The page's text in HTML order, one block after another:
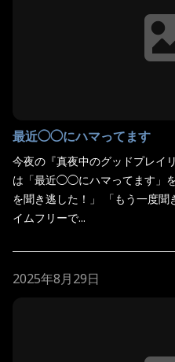
最近◯◯にハマってます
今夜の『真夜中のグッドプレイ
は「最近◯◯にハマってます」
を聞き逃した！」 「もう一度
イムフリーで...
2025年8月29日